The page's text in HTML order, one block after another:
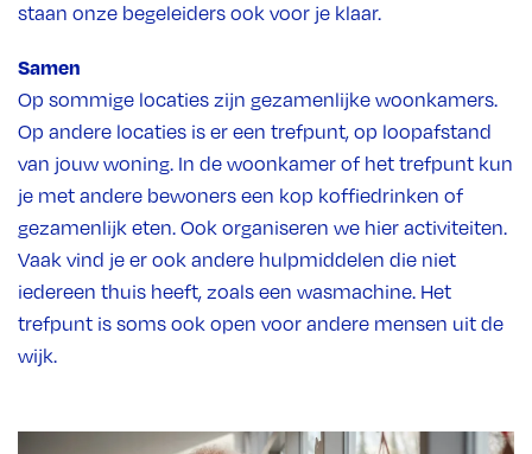
staan onze begeleiders ook voor je klaar.
Samen
Op sommige locaties zijn gezamenlijke woonkamers.
Op andere locaties is er een trefpunt, op loopafstand
van jouw woning. In de woonkamer of het trefpunt kun
je met andere bewoners een kop koffiedrinken of
gezamenlijk eten. Ook organiseren we hier activiteiten.
Vaak vind je er ook andere hulpmiddelen die niet
iedereen thuis heeft, zoals een wasmachine. Het
trefpunt is soms ook open voor andere mensen uit de
wijk.